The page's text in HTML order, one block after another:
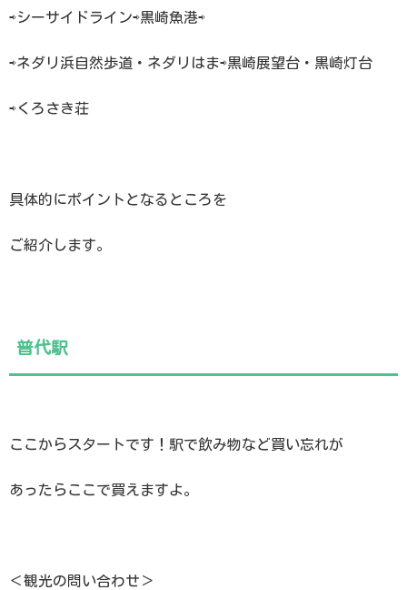
⇨シーサイドライン⇨黒崎魚港⇨
⇨ネダリ浜自然歩道・ネダリはま⇨黒崎展望台・黒崎灯台
⇨くろさき荘
具体的にポイントとなるところを
ご紹介します。
普代駅
ここからスタートです！駅で飲み物など買い忘れが
あったらここで買えますよ。
＜観光の問い合わせ＞